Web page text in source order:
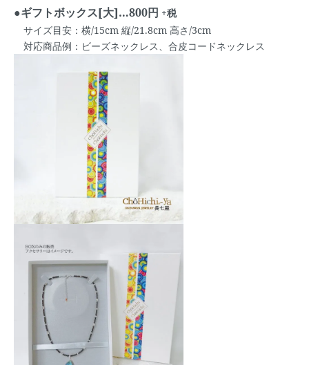
●ギフトボックス[大]…800円 +税
サイズ目安：横/15cm 縦/21.8cm 高さ/3cm
対応商品例：ビーズネックレス、合皮コードネックレス